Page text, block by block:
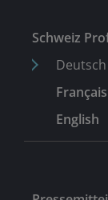
Nordamerika
Laufbahn bei
Schweiz
Deutsch
Français
English